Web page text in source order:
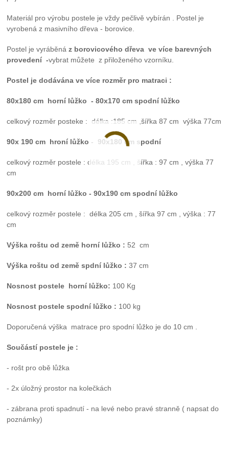
Materiál pro výrobu postele je vždy pečlivě vybírán . Postel je
vyrobená z masivního dřeva - borovice.
Postel je vyráběná z borovicového dřeva ve více barevných
provedení -vybrat můžete z přiloženého vzorníku.
Postel je dodávána ve více rozměr pro matraci :
80x180 cm horní lůžko - 80x170 cm spodní lůžko
celkový rozměr posteke : délka :185 cm ,šířka 87 cm výška 77cm
90x 190 cm hroní lůžko - 90x180 cm spodní
celkový rozměr postele : délka 195 cm , šířka : 97 cm , výška 77
cm
90x200 cm horní lůžko- 90x190 cm spodní lůžko
celkový rozměr postele : délka 205 cm , šířka 97 cm , výška : 77
cm
Výška roštu od země horní lůžko : 52 cm
Výška roštu od země spdní lůžko : 37 cm
Nosnost postele horní lůžko: 100 Kg
Nosnost postele spodní lůžko : 100 kg
Doporučená výška matrace pro spodní lůžko je do 10 cm .
Součástí postele je :
- rošt pro obě lůžka
- 2x úložný prostor na kolečkách
- zábrana proti spadnutí - na levé nebo pravé stranně ( napsat do
poznámky)